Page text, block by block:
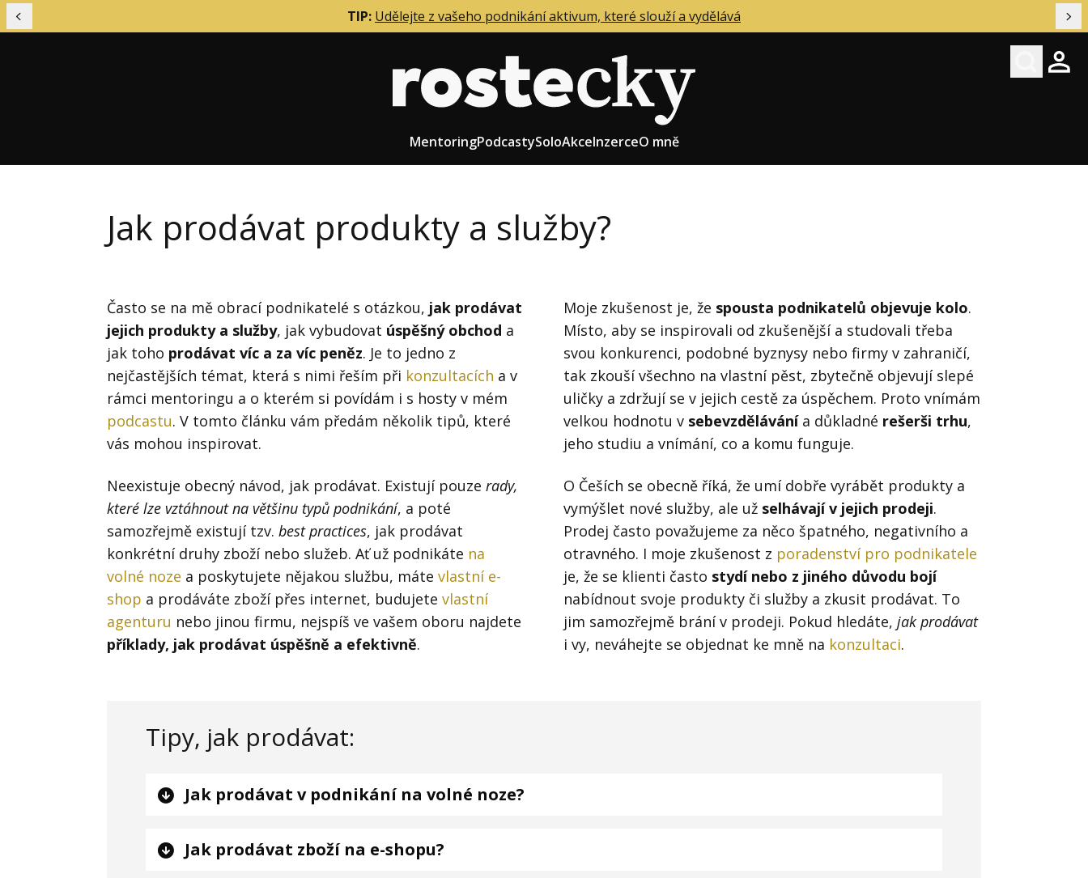
Předchozí TIP: Udělejte z vašeho podnikání aktivum, které slouží a vydělává
Hledat
MentoringPodcastySoloAkceInzerceO mně
Financování podniku
Firemní kultura
Firemní procesy
Hodnota firmy
Interim management
Konkurenceschopnost firmy
Management firmy
Marketing firmy
Nástupnictví
Obchod a prodej
Prodej firmy
Projektové řízení
Řízení firmy
Role zakladatele/CEO
Strategie firmy
Účetnictví a daně
Vedení lidí
Vzdělávání manažerů
Zaměstnanecké akcie
Já v médiích
Jak prodávat produkty a služby?
Často se na mě obrací podnikatelé s otázkou, jak prodávat
jejich produkty a služby, jak vybudovat úspěšný obchod a
jak toho prodávat víc a za víc peněz. Je to jedno z
nejčastějších témat, která s nimi řeším při konzultacích a v
rámci mentoringu a o kterém si povídám i s hosty v mém
podcastu. V tomto článku vám předám několik tipů, které
vás mohou inspirovat.
Neexistuje obecný návod, jak prodávat. Existují pouze rady,
které lze vztáhnout na většinu typů podnikání, a poté
samozřejmě existují tzv. best practices, jak prodávat
konkrétní druhy zboží nebo služeb. Ať už podnikáte na
volné noze a poskytujete nějakou službu, máte vlastní e-
shop a prodáváte zboží přes internet, budujete vlastní
agenturu nebo jinou firmu, nejspíš ve vašem oboru najdete
příklady, jak prodávat úspěšně a efektivně.
Moje zkušenost je, že spousta podnikatelů objevuje kolo.
Místo, aby se inspirovali od zkušenější a studovali třeba
svou konkurenci, podobné byznysy nebo firmy v zahraničí,
tak zkouší všechno na vlastní pěst, zbytečně objevují slepé
uličky a zdržují se v jejich cestě za úspěchem. Proto vnímám
velkou hodnotu v sebevzdělávánía důkladné rešerši trhu,
jeho studiu a vnímání, co a komu funguje.
O Češích se obecně říká, že umí dobře vyrábět produkty a
vymýšlet nové služby, ale už selhávají v jejich prodeji.
Prodej často považujeme za něco špatného, negativního a
otravného. I moje zkušenost z poradenství pro podnikatele
je, že se klienti často stydí nebo z jiného důvodu bojí
nabídnout svoje produkty či služby a zkusit prodávat. To
jim samozřejmě brání v prodeji. Pokud hledáte, jak prodávat
i vy, neváhejte se objednat ke mně na konzultaci.
Tipy, jak prodávat:
Jak prodávat v podnikání na volné noze?
Jak prodávat zboží na e-shopu?